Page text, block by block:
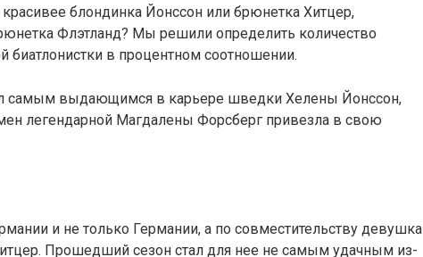
красивее блондинка Йонссон или брюнетка Хитцер,
Флэтланд? Мы решили определить количество
биатлонистки в процентном соотношении.
самым выдающимся в карьере шведки Хелены Йонссон,
легендарной Магдалены Форсберг привезла в свою
и не только Германии, а по совместительству девушка
Прошедший сезон стал для нее не самым удачным из-